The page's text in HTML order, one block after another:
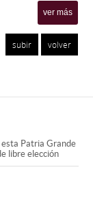
ver más
subir volver
Patria Grande
libre elección